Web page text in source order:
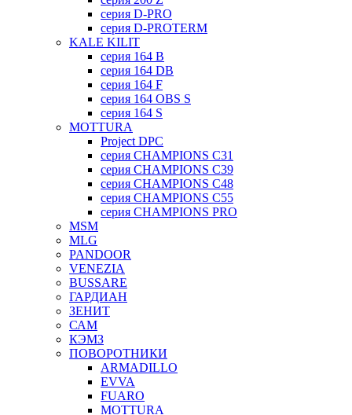
серия D-PRO
серия D-PROTERM
KALE KILIT
серия 164 B
серия 164 DB
серия 164 F
серия 164 OBS S
серия 164 S
MOTTURA
Project DPC
серия CHAMPIONS C31
серия CHAMPIONS C39
серия CHAMPIONS C48
серия CHAMPIONS C55
серия CHAMPIONS PRO
MSM
MLG
PANDOOR
VENEZIA
BUSSARE
ГАРДИАН
ЗЕНИТ
САМ
КЭМЗ
ПОВОРОТНИКИ
ARMADILLO
EVVA
FUARO
MOTTURA